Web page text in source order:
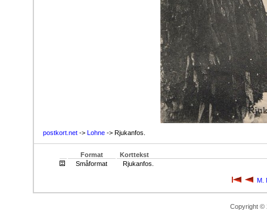
postkort.net -> Lohne -> Rjukanfos.
Format
Korttekst
Småformat
Rjukanfos.
M.
Copyright ©